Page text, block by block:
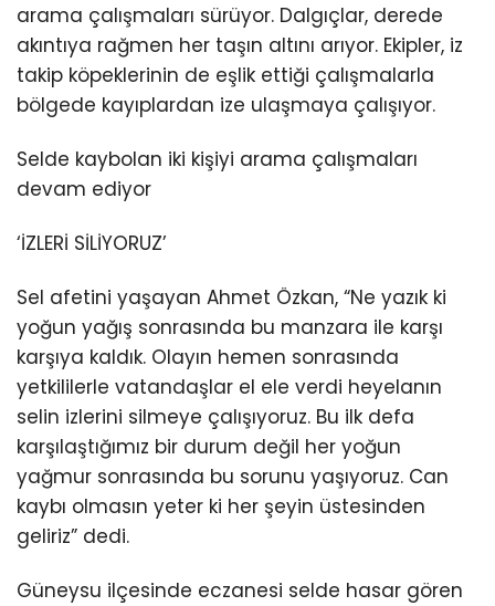
arama çalışmaları sürüyor. Dalgıçlar, derede
akıntıya rağmen her taşın altını arıyor. Ekipler, iz
takip köpeklerinin de eşlik ettiği çalışmalarla
bölgede kayıplardan ize ulaşmaya çalışıyor.
Selde kaybolan iki kişiyi arama çalışmaları
devam ediyor
‘İZLERİ SİLİYORUZ’
Sel afetini yaşayan Ahmet Özkan, “Ne yazık ki
yoğun yağış sonrasında bu manzara ile karşı
karşıya kaldık. Olayın hemen sonrasında
yetkililerle vatandaşlar el ele verdi heyelanın
selin izlerini silmeye çalışıyoruz. Bu ilk defa
karşılaştığımız bir durum değil her yoğun
yağmur sonrasında bu sorunu yaşıyoruz. Can
kaybı olmasın yeter ki her şeyin üstesinden
geliriz” dedi.
Güneysu ilçesinde eczanesi selde hasar gören